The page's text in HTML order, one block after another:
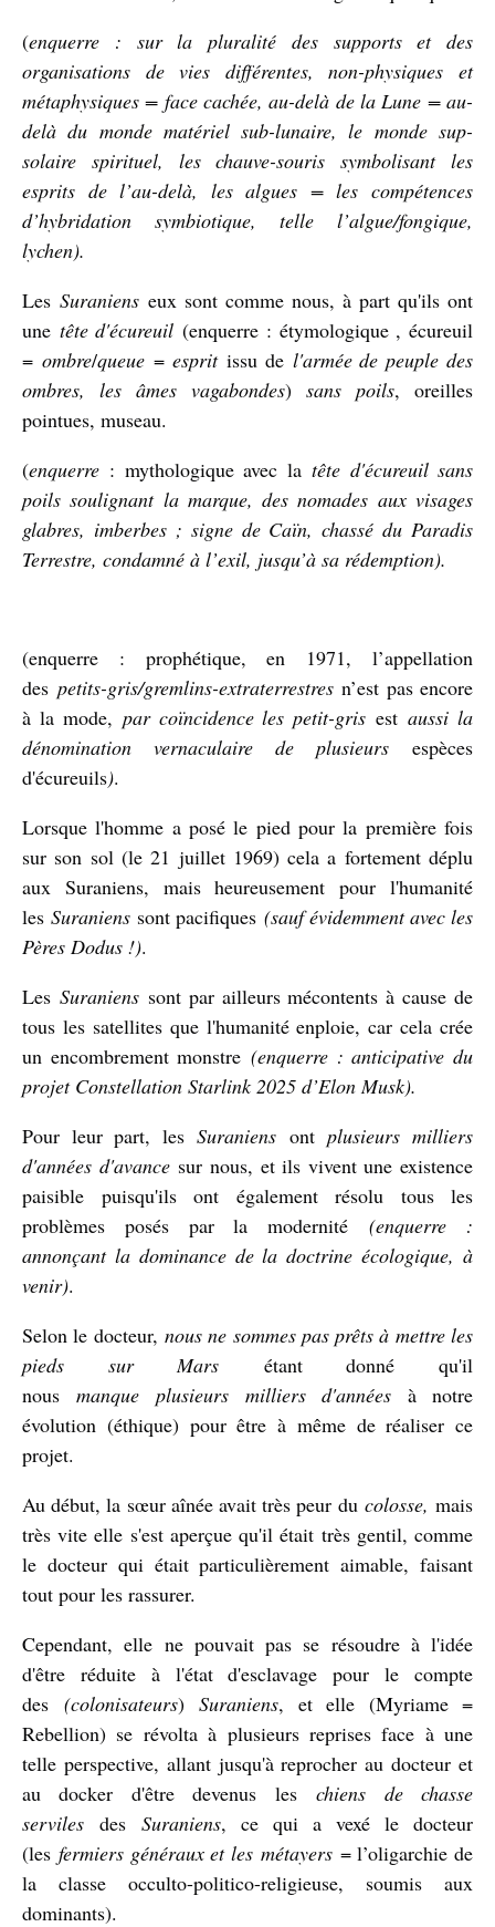
(enquerre : sur la pluralité des supports et des
organisations de vies différentes, non-physiques et
métaphysiques = face cachée, au-delà de la Lune = au-
delà du monde matériel sub-lunaire, le monde sup-
solaire spirituel, les chauve-souris symbolisant les
esprits de l’au-delà, les algues = les compétences
d’hybridation symbiotique, telle l’algue/fongique,
lychen).
Les Suraniens eux sont comme nous, à part qu'ils ont
une tête d'écureuil (enquerre : étymologique , écureuil
= ombre/queue=espritissu de l'armée de peuple des
ombres, les âmes vagabondes)sans poils, oreilles
pointues, museau.
(enquerre : mythologique avec latête d'écureuil sans
poils soulignant la marque, des nomades aux visages
glabres, imberbes ; signe de Caïn, chassé du Paradis
Terrestre, condamné à l’exil, jusqu’à sa rédemption).
(enquerre : prophétique, en 1971, l’appellation
des petits-gris/gremlins-extraterrestres n’est pas encore
à la mode, par coïncidence les petit-grisest aussi la
dénomination vernaculaire de plusieurs espèces
d'écureuils).
Lorsque l'homme a posé le pied pour la première fois
sur son sol (le 21 juillet 1969) cela a fortement déplu
aux Suraniens, mais heureusement pour l'humanité
lesSuraniens sont pacifiques (sauf évidemment avec les
Pères Dodus !).
Les Suranienssont par ailleurs mécontents à cause de
tous les satellites que l'humanité enploie, car cela crée
un encombrement monstre (enquerre : anticipative du
projet Constellation Starlink 2025 d’Elon Musk).
Pour leur part, lesSuraniens ontplusieurs milliers
d'années d'avancesur nous, et ils vivent une existence
paisible puisqu'ils ont également résolu tous les
problèmes posés par la modernité(enquerre :
annonçant la dominance de la doctrine écologique, à
venir).
Selon le docteur, nous ne sommes pas prêts à mettre les
pieds sur Mars étant donné qu'il
nousmanque plusieurs milliers d'annéesà notre
évolution (éthique) pour être à même de réaliser ce
projet.
Au début, la sœur aînée avait très peur du colosse, mais
très vite elle s'est aperçue qu'il était très gentil, comme
le docteur qui était particulièrement aimable, faisant
tout pour les rassurer.
Cependant, elle ne pouvait pas se résoudre à l'idée
d'être réduite à l'état d'esclavage pour le compte
des (colonisateurs) Suraniens, et elle (Myriame =
Rebellion) se révolta à plusieurs reprises face à une
telle perspective, allant jusqu'à reprocher au docteur et
au docker d'être devenus leschiens de chasse
serviles des Suraniens, ce qui a vexé le docteur
(les fermiers généraux et les métayers= l’oligarchie de
la classe occulto-politico-religieuse, soumis aux
dominants).